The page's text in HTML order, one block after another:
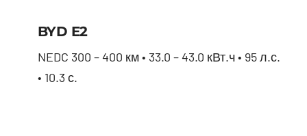
BYD E2
NEDC 300 – 400 км • 33.0 – 43.0 кВт.ч • 95 л.с.
• 10.3 с.